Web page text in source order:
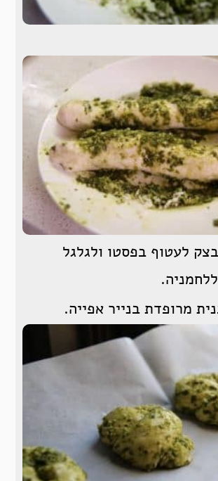
לעטוף בפסטו ולגלגל
מרופדת בנייר אפייה.